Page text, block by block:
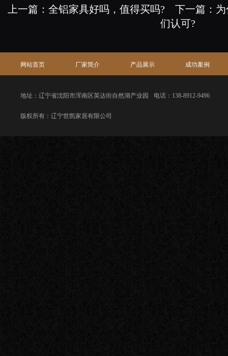
上一篇：全铝家具好吗，值得买吗? 下一篇：
们认可?
网站首页 厂家简介 产品展示 成功案例
地址：辽宁省沈阳市浑南区英达街自然湖产业园 电话：138-8912-9496
版权所有：辽宁世凯家居有限公司